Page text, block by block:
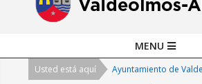
Navigation
MENU
Usted está aquí Ayuntamiento de